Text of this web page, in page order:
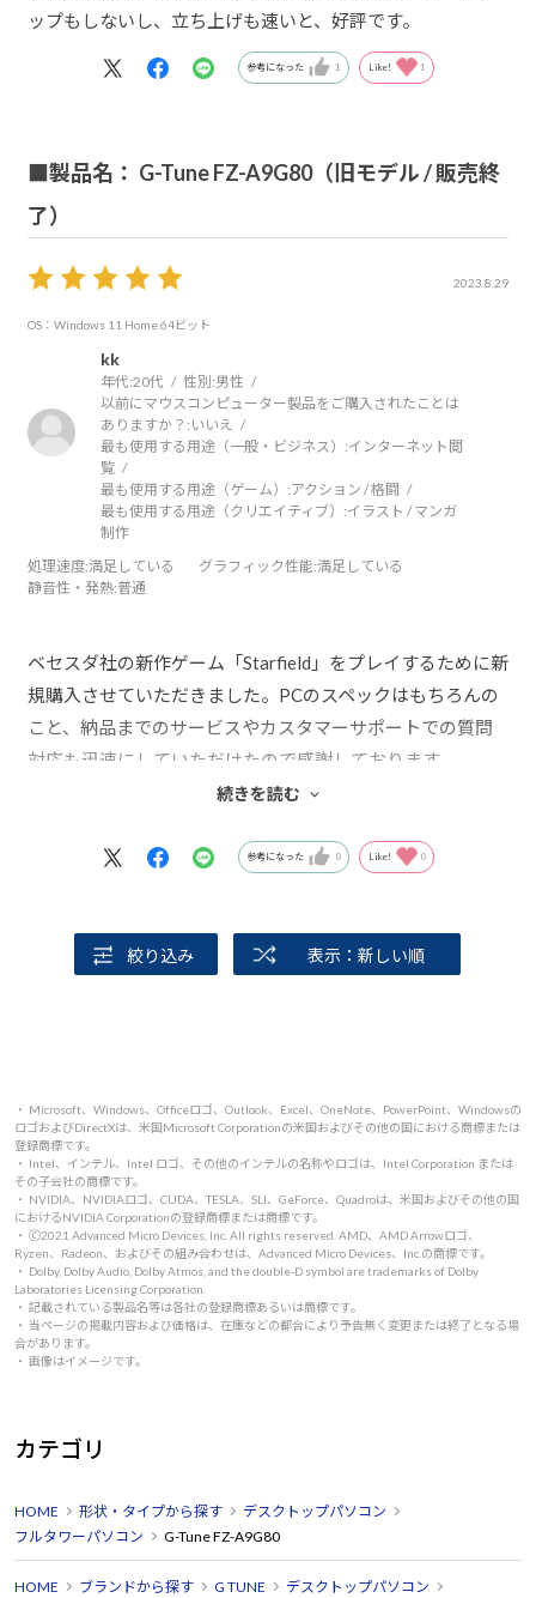
ップもしないし、立ち上げも速いと、好評です。
参考になった 1 Like! 1
■製品名： G-Tune FZ-A9G80（旧モデル / 販売終
了）
2023.8.29
OS：Windows 11 Home 64ビット
kk
年代:20代 性別:男性
以前にマウスコンピューター製品をご購入されたことは
ありますか？: いいえ
最も使用する用途（一般・ビジネス）:インターネット閲
覧
最も使用する用途（ゲーム）:アクション / 格闘
最も使用する用途（クリエイティブ）:イラスト / マンガ
制作
処理速度:満足している グラフィック性能:満足している
静音性・発熱:普通
ベセスダ社の新作ゲーム「Starfield」をプレイするために新
規購入させていただきました。PCのスペックはもちろんの
こと、納品までのサービスやカスタマーサポートでの質問
対応も迅速にしていただけたので感謝しております。
PC本体はグラフィックボードのファンの騒音が若干気にな
今後も末長く使用していきたいと思います。
続きを読む
参考になった 0 Like! 0
絞り込み 表示：新しい順
・ Microsoft、Windows、Officeロゴ、Outlook、Excel、OneNote、PowerPoint、Windowsの
ロゴおよびDirectXは、米国Microsoft Corporationの米国およびその他の国における商標または
登録商標です。
・ Intel、インテル、Intel ロゴ、その他のインテルの名称やロゴは、Intel Corporation または
その子会社の商標です。
・ NVIDIA、NVIDIAロゴ、CUDA、TESLA、SLI、GeForce、Quadroは、米国およびその他の国
におけるNVIDIA Corporationの登録商標または商標です。
・ 🄫2021 Advanced Micro Devices, Inc. All rights reserved. AMD、AMD Arrowロゴ、
Ryzen、Radeon、およびその組み合わせは、Advanced Micro Devices、Inc.の商標です。
・ Dolby, Dolby Audio, Dolby Atmos, and the double-D symbol are trademarks of Dolby
Laboratories Licensing Corporation.
・ 記載されている製品名等は各社の登録商標あるいは商標です。
・ 当ページの掲載内容および価格は、在庫などの都合により予告無く変更または終了となる場
合があります。
・ 画像はイメージです。
カテゴリ
HOME 形状・タイプから探す
デスクトップパソコン
フルタワーパソコン
G-Tune FZ-A9G80
HOME ブランドから探す G TUNE
デスクトップパソコン